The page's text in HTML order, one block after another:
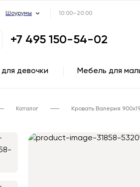
Шоурумы 10:00–20:00
+7 495 150-54-02
девочки Мебель для
Каталог Кровать Валерия